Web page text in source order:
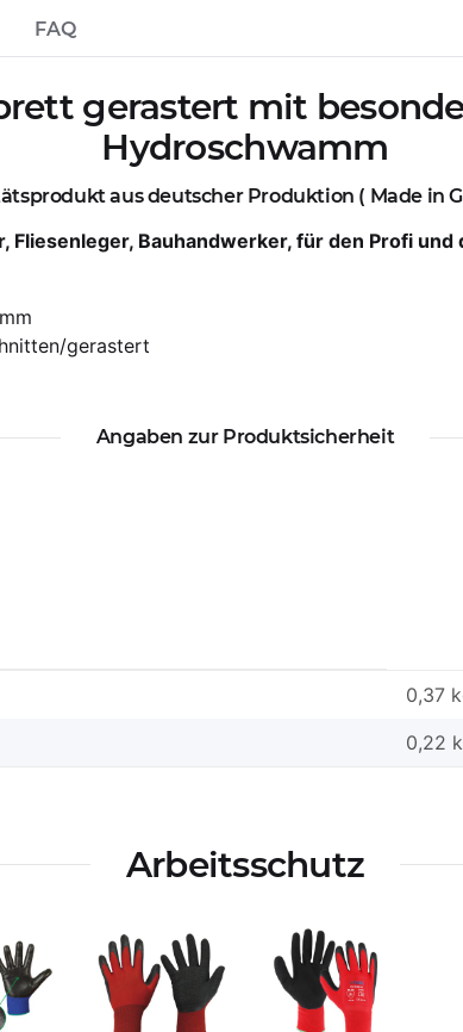
FAQ
gerastert mit
Hydroschwamm
aus deutscher Produktion ( Made in
Fliesenleger, Bauhandwerker, für den Profi und
gerastert
Angaben zur Produktsicherheit
0,37
0,22
Arbeitsschutz